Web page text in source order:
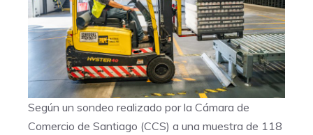
Según un sondeo realizado por la Cámara de
Comercio de Santiago (CCS) a una muestra de 118